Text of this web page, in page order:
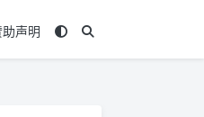
声明